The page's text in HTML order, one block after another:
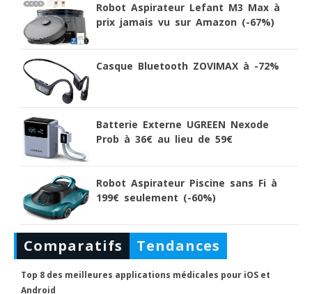
Robot Aspirateur Lefant M3 Max à
prix jamais vu sur Amazon (-67%)
Casque Bluetooth ZOVIMAX à -72%
Batterie Externe UGREEN Nexode
Prob à 36€ au lieu de 59€
Robot Aspirateur Piscine sans Fi à
199€ seulement (-60%)
Comparatifs Tendances
Top 8 des meilleures applications médicales pour iOS et
Android